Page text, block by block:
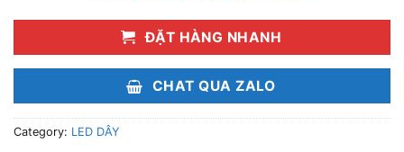
ĐẶT HÀNG NHANH
CHAT QUA ZALO
Category: LED DÂY